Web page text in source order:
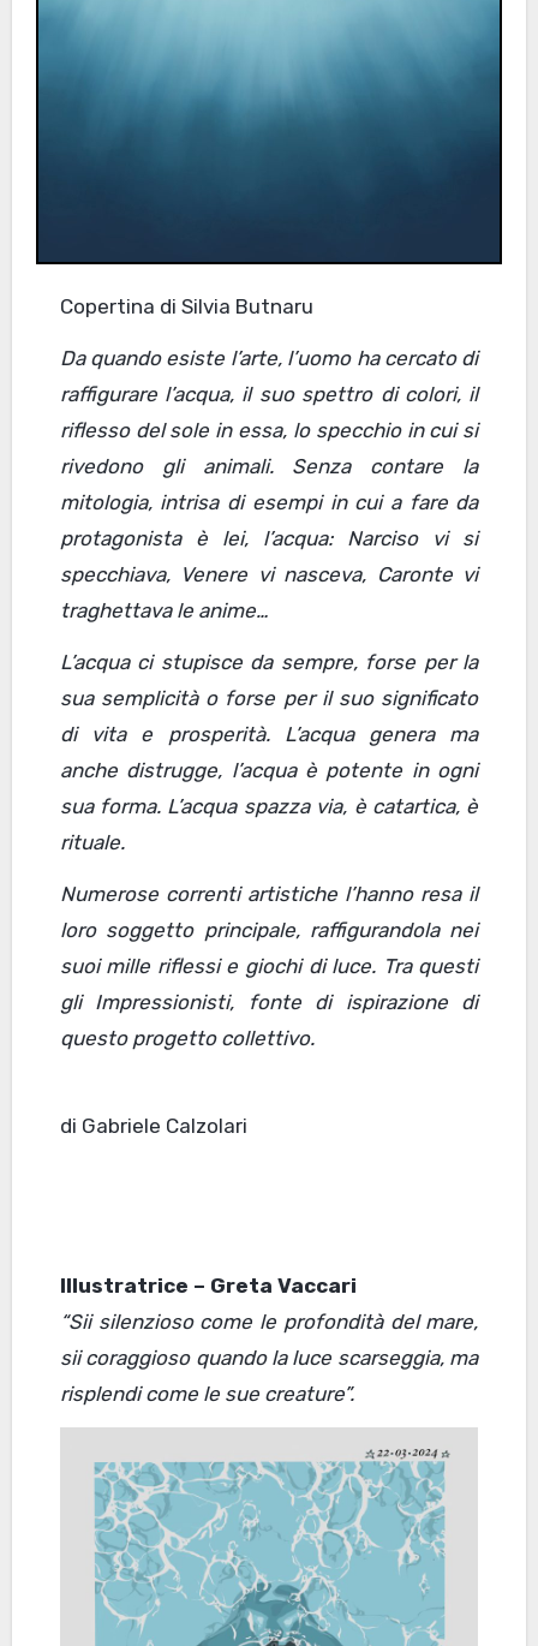
Copertina di Silvia Butnaru
Da quando esiste l’arte, l’uomo ha cercato di
raffigurare l’acqua, il suo spettro di colori, il
riflesso del sole in essa, lo specchio in cui si
rivedono gli animali. Senza contare la
mitologia, intrisa di esempi in cui a fare da
protagonista è lei, l’acqua: Narciso vi si
specchiava, Venere vi nasceva, Caronte vi
traghettava le anime…
L’acqua ci stupisce da sempre, forse per la
sua semplicità o forse per il suo significato
di vita e prosperità. L’acqua genera ma
anche distrugge, l’acqua è potente in ogni
sua forma. L’acqua spazza via, è catartica, è
rituale.
Numerose correnti artistiche l’hanno resa il
loro soggetto principale, raffigurandola nei
suoi mille riflessi e giochi di luce. Tra questi
gli Impressionisti, fonte di ispirazione di
questo progetto collettivo.
di Gabriele Calzolari
Illustratrice – Greta Vaccari
“Sii silenzioso come le profondità del mare,
sii coraggioso quando la luce scarseggia, ma
risplendi come le sue creature”.